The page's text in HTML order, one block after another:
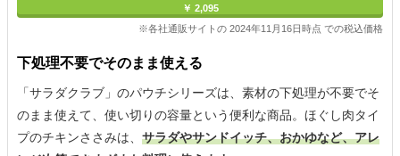
￥ 2,095
※各社通販サイトの 2024年11月16日時点 での税込価格
下処理不要でそのまま使える
「サラダクラブ」のパウチシリーズは、素材の下処理が不要でそ
のまま使えて、使い切りの容量という便利な商品。ほぐし肉タイ
プのチキンささみは、 サラダやサンドイッチ、おかゆなど、アレ